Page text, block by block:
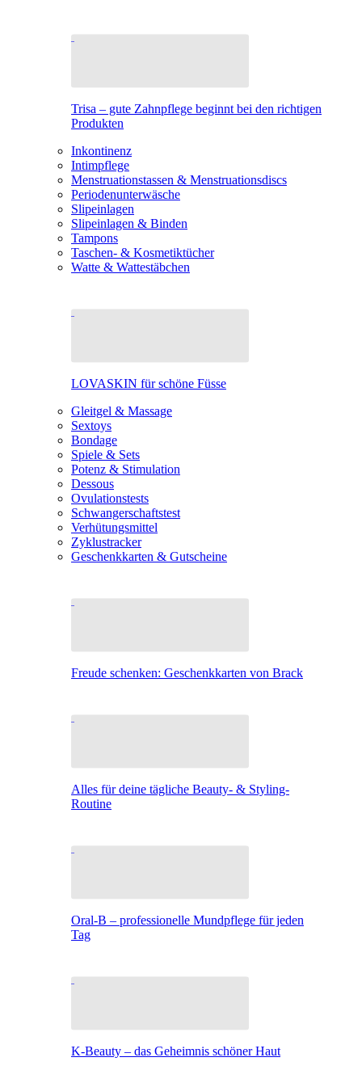
Trisa – gute Zahnpflege beginnt bei den richtigen
Produkten
Inkontinenz
Intimpflege
Menstruationstassen & Menstruationsdiscs
Periodenunterwäsche
Slipeinlagen
Slipeinlagen & Binden
Tampons
Taschen- & Kosmetiktücher
Watte & Wattestäbchen
LOVASKIN für schöne Füsse
Gleitgel & Massage
Sextoys
Bondage
Spiele & Sets
Potenz & Stimulation
Dessous
Ovulationstests
Schwangerschaftstest
Verhütungsmittel
Zyklustracker
Geschenkkarten & Gutscheine
Freude schenken: Geschenkkarten von Brack
Alles für deine tägliche Beauty- & Styling-
Routine
Oral-B – professionelle Mundpflege für jeden
Tag
K-Beauty – das Geheimnis schöner Haut